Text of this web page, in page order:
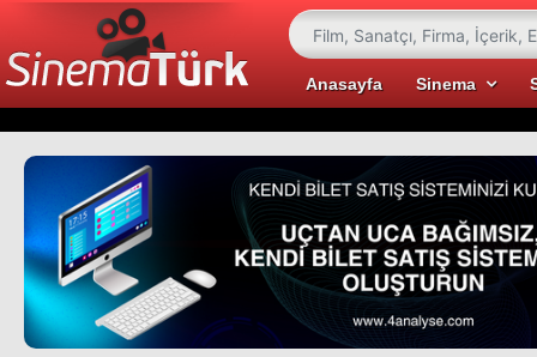
Anasayfa Sinema